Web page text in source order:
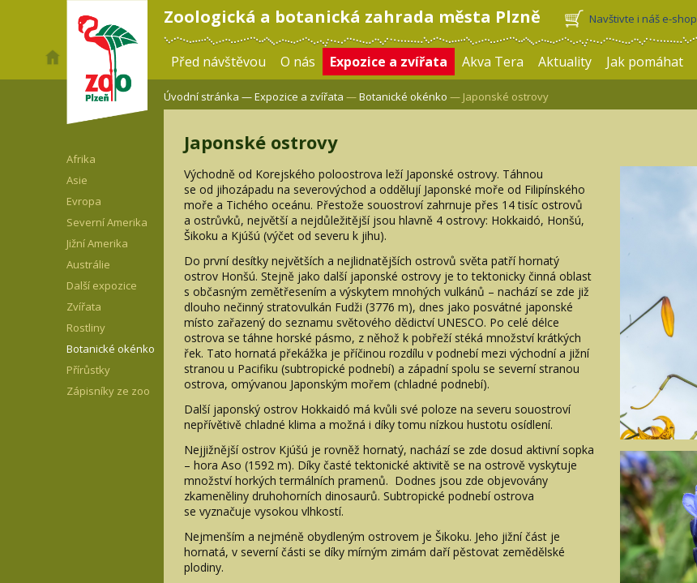
Zoologická a botanická zahrada města Plzně Navštivte i náš e-shop
Před návštěvou O nás Expozice a zvířata Akva Tera Aktuality Jak pomáhat
Afrika
Asie
Evropa
Severní Amerika
Jižní Amerika
Austrálie
Další expozice
Zvířata
Rostliny
Botanické okénko
Přírůstky
Zápisníky ze zoo
Úvodní stránka —Expozice a zvířata —Botanické okénko — Japonské ostrovy
Japonské ostrovy
Východně od Korejského poloostrova leží Japonské ostrovy. Táhnou
se od jihozápadu na severovýchod a oddělují Japonské moře od Filipínského
moře a Tichého oceánu. Přestože souostroví zahrnuje přes 14 tisíc ostrovů
a ostrůvků, největší a nejdůležitější jsou hlavně 4 ostrovy: Hokkaidó, Honšú,
Šikoku a Kjúšú (výčet od severu k jihu).
Do první desítky největších a nejlidnatějších ostrovů světa patří hornatý
ostrov Honšú. Stejně jako další japonské ostrovy je to tektonicky činná oblast
s občasným zemětřesením a výskytem mnohých vulkánů – nachází se zde již
dlouho nečinný stratovulkán Fudži (3776 m), dnes jako posvátné japonské
místo zařazený do seznamu světového dědictví UNESCO. Po celé délce
ostrova se táhne horské pásmo, z něhož k pobřeží stéká množství krátkých
řek. Tato hornatá překážka je příčinou rozdílu v podnebí mezi východní a jižní
stranou u Pacifiku (subtropické podnebí) a západní spolu se severní stranou
ostrova, omývanou Japonským mořem (chladné podnebí).
Další japonský ostrov Hokkaidó má kvůli své poloze na severu souostroví
nepřívětivě chladné klima a možná i díky tomu nízkou hustotu osídlení.
Nejjižnější ostrov Kjúšú je rovněž hornatý, nachází se zde dosud aktivní sopka
– hora Aso (1592 m). Díky časté tektonické aktivitě se na ostrově vyskytuje
množství horkých termálních pramenů. Dodnes jsou zde objevovány
zkameněliny druhohorních dinosaurů. Subtropické podnebí ostrova
se vyznačuje vysokou vlhkostí.
Nejmenším a nejméně obydleným ostrovem je Šikoku. Jeho jižní část je
hornatá, v severní části se díky mírným zimám daří pěstovat zemědělské
plodiny.